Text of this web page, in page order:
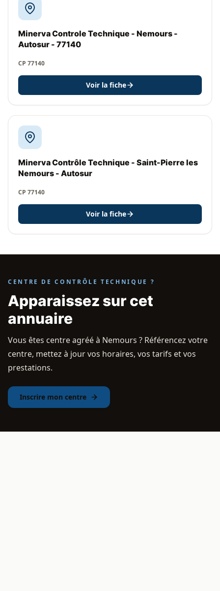
Minerva Controle Technique - Nemours -
Autosur - 77140
CP 77140
Voir la fiche
Minerva Contrôle Technique - Saint-Pierre les
Nemours - Autosur
CP 77140
Voir la fiche
CENTRE DE CONTRÔLE TECHNIQUE ?
Apparaissez sur cet
annuaire
Vous êtes centre agréé à Nemours ? Référencez votre
centre, mettez à jour vos horaires, vos tarifs et vos
prestations.
Inscrire mon centre